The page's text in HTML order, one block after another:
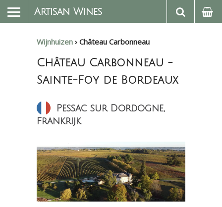
Artisan Wines
Wijnhuizen › Château Carbonneau
Château Carbonneau -
Sainte-Foy de Bordeaux
Pessac sur Dordogne,
Frankrijk